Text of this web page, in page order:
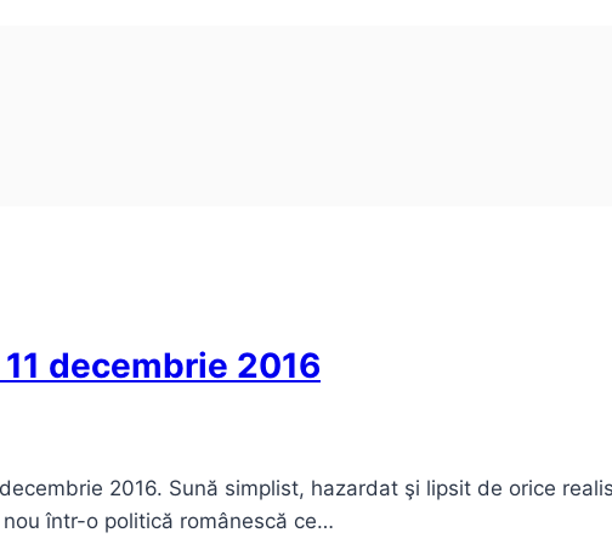
decembrie 2016
2016. Sună simplist, hazardat şi lipsit de orice
într-o politică românescă ce…